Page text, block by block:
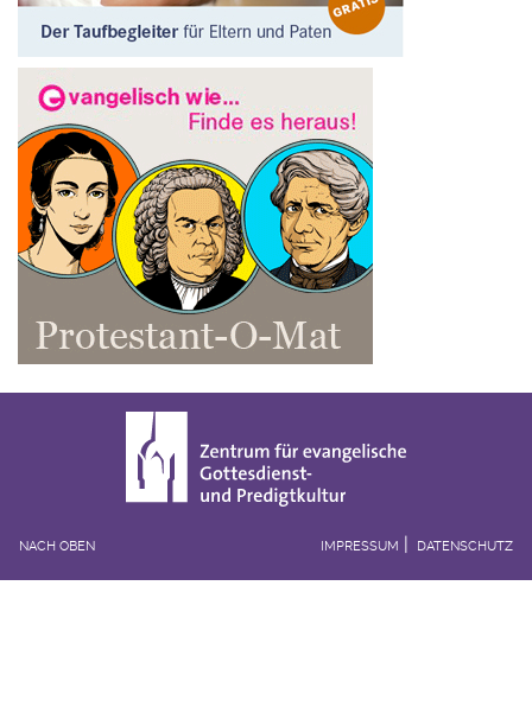
NACH OBEN IMPRESSUM DATENSCHUTZ